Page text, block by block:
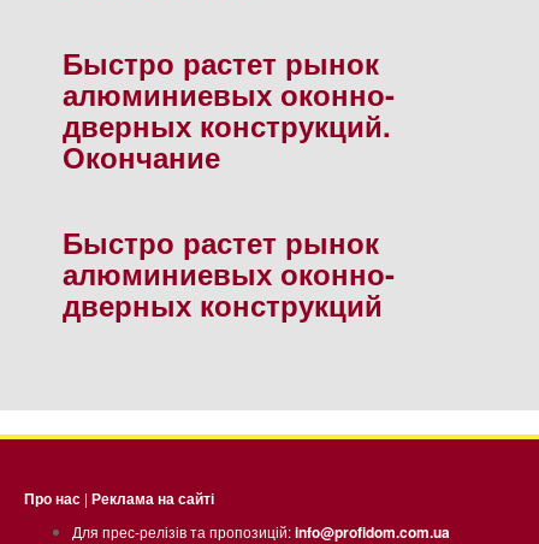
Быстро растет рынок
алюминиевых оконно-
дверных конструкций.
Окончание
Быстро растет рынок
алюминиевых оконно-
дверных конструкций
Про нас | Реклама на сайті
Для прес-релізів та пропозицій:info@profidom.com.ua